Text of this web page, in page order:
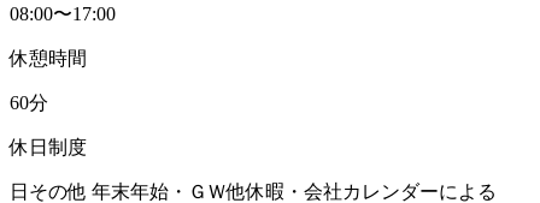
08:00〜17:00
休憩時間
60分
休日制度
日その他 年末年始・ＧＷ他休暇・会社カレンダーによる